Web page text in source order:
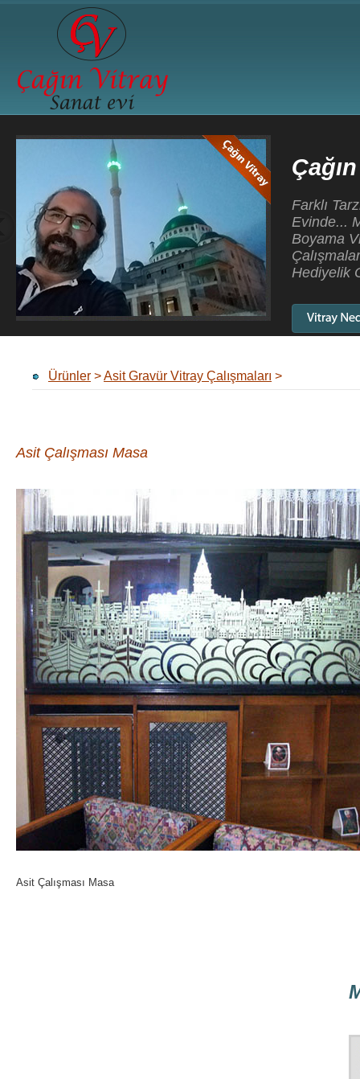
Çağın Vitray Sanatevi
Farklı Tarzlar, Değişik renkler, Yeni Teknikler, Çağın
Evinde... Mozaik Vitray, Tiffany Vitray, Kurşunlu
Boyama Vitray, Tavan Vitrayları, Cami Vitray
Çalışmaları, Asit Gravür Çalışmaları, Dekoratif
Hediyelik Obje ve Biblolar...
Ürünler >Asit Gravür Vitray Çalışmaları >
Asit Çalışması Masa
Asit Çalışması Masa